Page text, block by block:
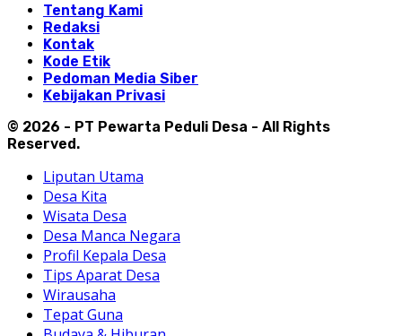
Tentang Kami
Redaksi
Kontak
Kode Etik
Pedoman Media Siber
Kebijakan Privasi
© 2026 - PT Pewarta Peduli Desa - All Rights
Reserved.
Liputan Utama
Desa Kita
Wisata Desa
Desa Manca Negara
Profil Kepala Desa
Tips Aparat Desa
Wirausaha
Tepat Guna